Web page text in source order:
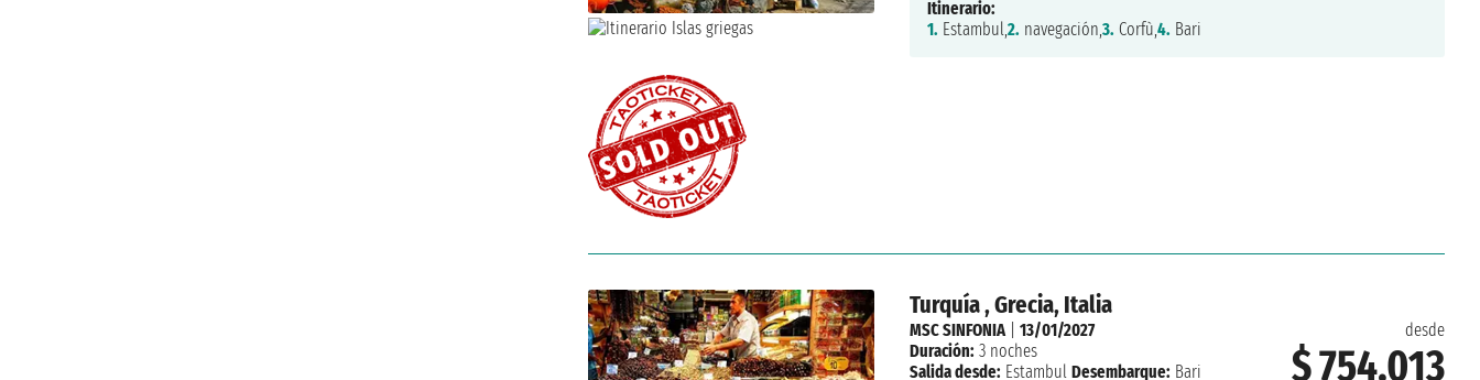
Itinerario:
1. Estambul,2. navegación,3. Corfù,4. Bari
Turquía , Grecia, Italia
desde
$ 754.013
MSC SINFONIA| 13/01/2027
Duración: 3 noches
Salida desde: Estambul Desembarque: Bari